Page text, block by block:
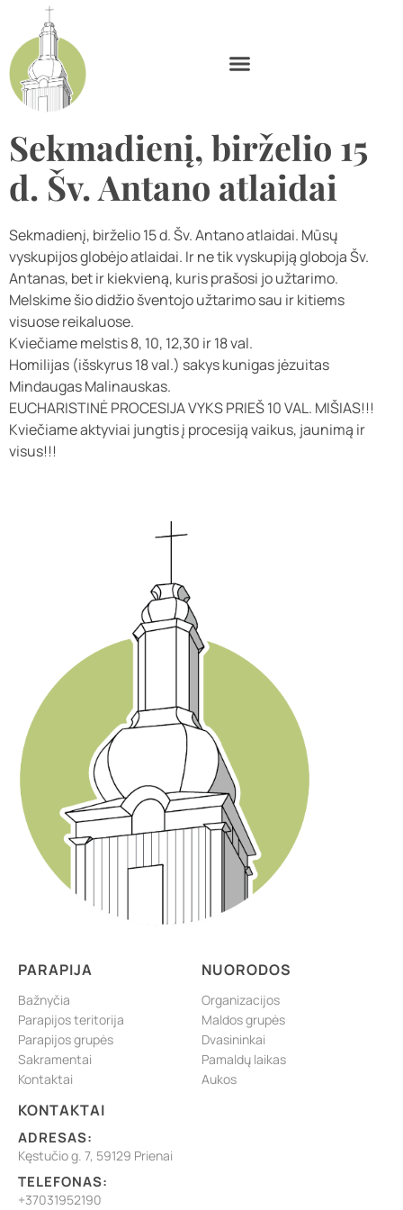
Sekmadienį, birželio 15
d. Šv. Antano atlaidai
Sekmadienį, birželio 15 d. Šv. Antano atlaidai. Mūsų
vyskupijos globėjo atlaidai. Ir ne tik vyskupiją globoja Šv.
Antanas, bet ir kiekvieną, kuris prašosi jo užtarimo.
Melskime šio didžio šventojo užtarimo sau ir kitiems
visuose reikaluose.
Kviečiame melstis 8, 10, 12,30 ir 18 val.
Homilijas (išskyrus 18 val.) sakys kunigas jėzuitas
Mindaugas Malinauskas.
EUCHARISTINĖ PROCESIJA VYKS PRIEŠ 10 VAL. MIŠIAS!!!
Kviečiame aktyviai jungtis į procesiją vaikus, jaunimą ir
visus!!!
PARAPIJA
Bažnyčia
Parapijos teritorija
Parapijos grupės
Sakramentai
Kontaktai
NUORODOS
Organizacijos
Maldos grupės
Dvasininkai
Pamaldų laikas
Aukos
KONTAKTAI
ADRESAS:
Kęstučio g. 7, 59129 Prienai
TELEFONAS:
+37031952190